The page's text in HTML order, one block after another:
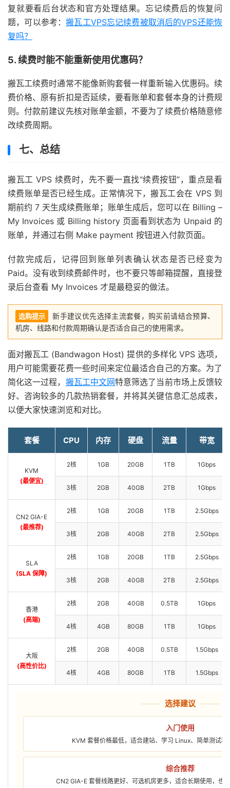
复就要看后台状态和官方处理结果。忘记续费后的恢复问
题，可以参考：搬瓦工VPS忘记续费被取消后的VPS还能恢
复吗？
5. 续费时能不能重新使用优惠码？
搬瓦工续费时通常不能像新购套餐一样重新输入优惠码。续
费价格、原有折扣是否延续，要看账单和套餐本身的计费规
则。付款前建议先核对账单金额，不要为了续费价格随意修
改续费周期。
七、总结
搬瓦工 VPS 续费时，先不要一直找“续费按钮”，重点是看
续费账单是否已经生成。正常情况下，搬瓦工会在 VPS 到
期前约 7 天生成续费账单；账单生成后，您可以在 Billing –
My Invoices 或 Billing history 页面看到状态为 Unpaid 的
账单，并通过右侧 Make payment 按钮进入付款页面。
付款完成后，记得回到账单列表确认状态是否已经变为
Paid。没有收到续费邮件时，也不要只等邮箱提醒，直接登
录后台查看 My Invoices 才是最稳妥的做法。
选购提示
新手建议优先选择主流套餐，购买前请结合预算、
机房、线路和付款周期确认是否适合自己的使用需求。
面对搬瓦工 (Bandwagon Host) 提供的多样化 VPS 选项，
用户可能需要花费一些时间来定位最适合自己的方案。为了
简化这一过程， 搬瓦工中文网特意筛选了当前市场上反馈较
好、咨询较多的几款热销套餐，并将其关键信息汇总成表，
以便大家快速浏览和对比。
套餐 CPU 内存 硬盘 流量 带宽
KVM
(最便宜)
2核 1GB 20GB 1TB 1Gbps
3核 2GB 40GB 2TB 1Gbps
CN2 GIA-E
(最推荐)
2核 1GB 20GB 1TB 2.5Gbps
3核 2GB 40GB 2TB 2.5Gbps
SLA
(SLA 保障)
2核 1GB 20GB 1TB 2.5Gbps
3核 2GB 40GB 2TB 2.5Gbps
香港
(高端)
2核 2GB 40GB 0.5TB 1Gbps
4核 4GB 80GB 1TB 1Gbps
大阪
(高性价比)
2核 2GB 40GB 0.5TB 1.5Gbps
4核 4GB 80GB 1TB 1.5Gbps
选择建议
入门使用
KVM 套餐价格最低，适合建站、学习 Linux、简单测试和
综合推荐
CN2 GIA-E 套餐线路更好、可选机房更多，适合长期使用，也